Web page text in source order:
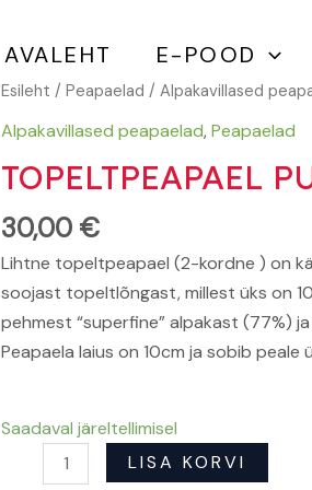
AVALEHT E-POOD
Esileht /Peapaelad /Alpakavillased
Alpakavillased peapaelad,Peapaelad
TOPELTPEAPAEL
30,00 €
Lihtne topeltpeapael (2-kordne ) on
soojast topeltlõngast, millest üks on
pehmest “superfine” alpakast (77%)
Peapaela laius on 10cm ja sobib
Saadaval järeltellimisel
Topeltpeapael
punane
LISA KORVI